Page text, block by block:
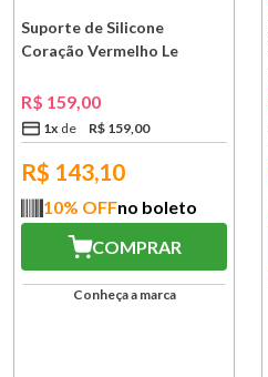
Suporte de Silicone
Coração Vermelho Le
R$ 159,00
1x R$ 159,00
R$ 143,10
10% OFFno boleto
COMPRAR
Conheça a marca